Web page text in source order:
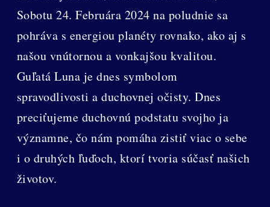
Sobotu 24. Februára 2024 na poludnie sa
pohráva s energiou planéty rovnako, ako aj s
našou vnútornou a vonkajšou kvalitou.
Guľatá Luna je dnes symbolom
spravodlivosti a duchovnej očisty. Dnes
preciťujeme duchovnú podstatu svojho ja
významne, čo nám pomáha zistiť viac o sebe
i o druhých ľuďoch, ktorí tvoria súčasť našich
životov.